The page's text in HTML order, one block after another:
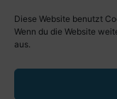
Diese Website benutzt
Wenn du die Website
aus.
Meinungen
Logik und